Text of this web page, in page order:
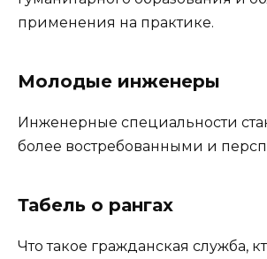
применения на практике.
Молодые инженеры
Инженерные специальности
более востребованными и
Табель о рангах
Что такое гражданская служба,